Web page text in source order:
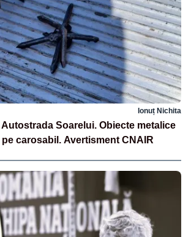
Ionuț Nichita
Soarelui. Obiecte metalice
carosabil. Avertisment CNAIR